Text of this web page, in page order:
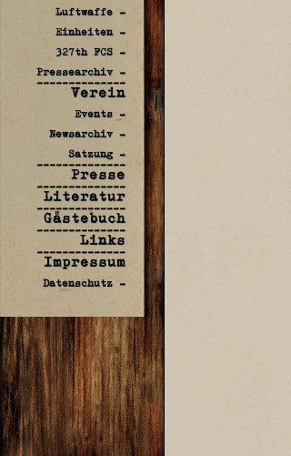
Luftwaffe -
Einheiten -
327th FCS -
Pressearchiv -
--------------
Verein
Events -
Newsarchiv -
Satzung -
--------------
Presse
--------------
Literatur
--------------
Gästebuch
--------------
Links
--------------
Impressum
Datenschutz -